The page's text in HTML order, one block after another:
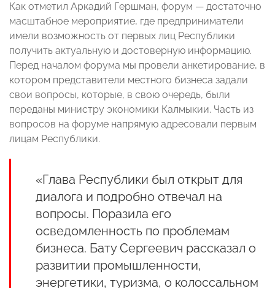
Как отметил Аркадий Гершман, форум — достаточно
масштабное мероприятие, где предприниматели
имели возможность от первых лиц Республики
получить актуальную и достоверную информацию.
Перед началом форума мы провели анкетирование, в
котором представители местного бизнеса задали
свои вопросы, которые, в свою очередь, были
переданы министру экономики Калмыкии. Часть из
вопросов на форуме напрямую адресовали первым
лицам Республики.
«Глава Республики был открыт для
диалога и подробно отвечал на
вопросы. Поразила его
осведомленность по проблемам
бизнеса. Бату Сергеевич рассказал о
развитии промышленности,
энергетики, туризма, о колоссальном